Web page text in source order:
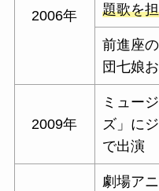
2006年
題歌を
前進座
団七娘
2009年
ミュー
ズ」に
で出演
劇場ア